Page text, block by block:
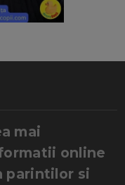
mai
online
parintilor si